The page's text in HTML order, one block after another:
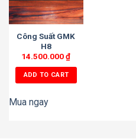
Công Suất GMK
H8
14.500.000₫
ADD TO CART
Mua ngay